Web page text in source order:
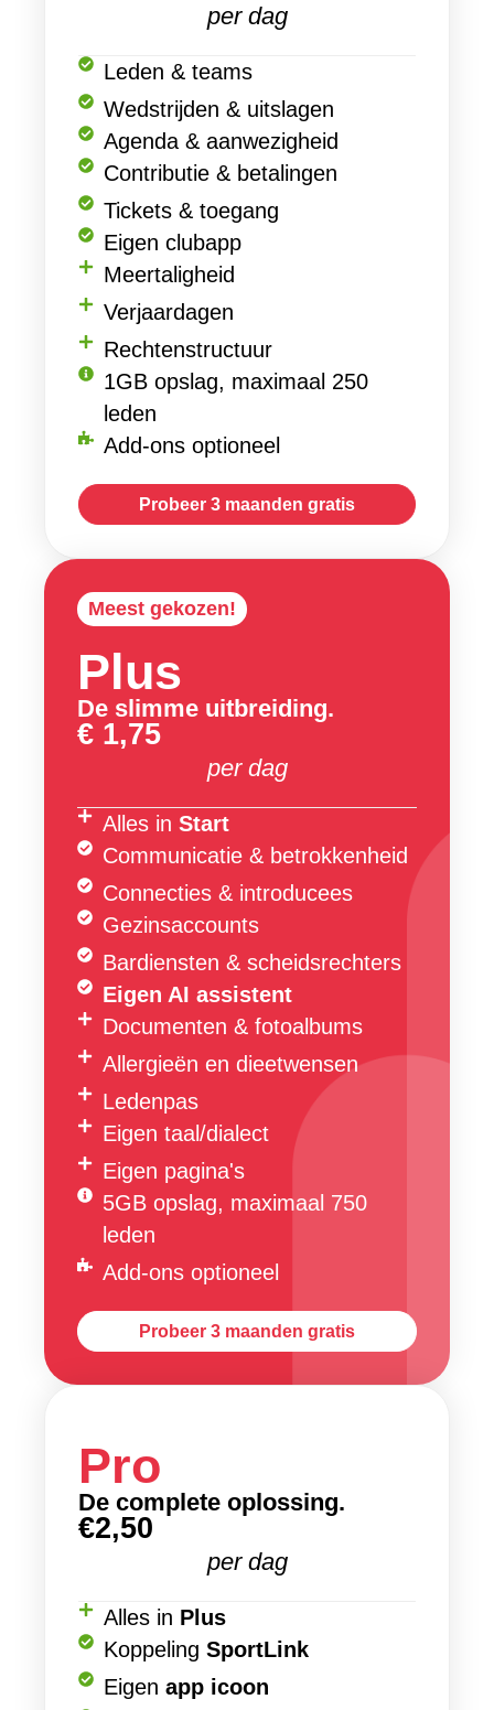
per dag
Leden & teams
Wedstrijden & uitslagen
Agenda & aanwezigheid
Contributie & betalingen
Tickets & toegang
Eigen clubapp
Meertaligheid
Verjaardagen
Rechtenstructuur
1GB opslag, maximaal 250
leden
Add-ons optioneel
Probeer 3 maanden gratis
Meest gekozen!
Plus
De slimme uitbreiding.
€ 1,75
per dag
Alles in Start
Communicatie & betrokkenheid
Connecties & introducees
Gezinsaccounts
Bardiensten & scheidsrechters
Eigen AI assistent
Documenten & fotoalbums
Allergieën en dieetwensen
Ledenpas
Eigen taal/dialect
Eigen pagina's
5GB opslag, maximaal 750
leden
Add-ons optioneel
Probeer 3 maanden gratis
Pro
De complete oplossing.
€2,50
per dag
Alles in Plus
Koppeling SportLink
Eigen app icoon